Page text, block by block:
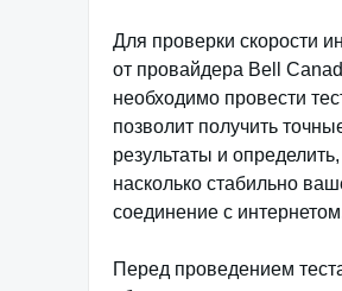
Для проверки скорости
от провайдера Bell
необходимо провести
позволит получить
результаты и определить,
насколько стабильно
соединение с
Перед проведением